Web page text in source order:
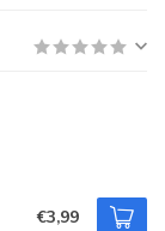
€3,99